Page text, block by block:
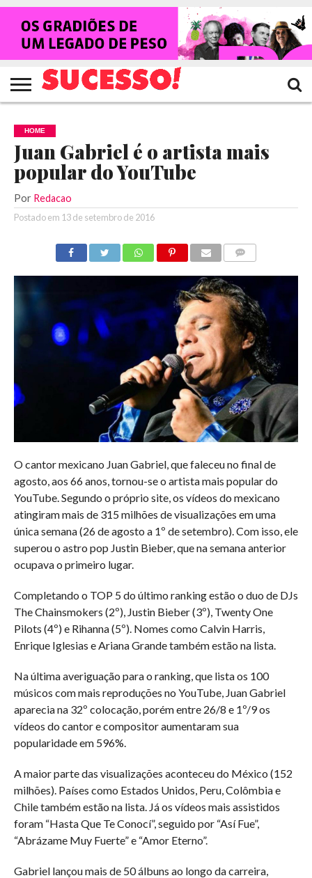
HOME
NOTÍCIAS
SHOWS
ENTREVISTAS
CLIQUES
RANKING
CROWLEY
TV
SUCESSO!
REVISTA
SUCESSO!
HOME
Juan Gabriel é o artista mais
popular do YouTube
Por Redacao
Postado em 13 de setembro de 2016
O cantor mexicano Juan Gabriel, que faleceu no final de
agosto, aos 66 anos, tornou-se o artista mais popular do
YouTube. Segundo o próprio site, os vídeos do mexicano
atingiram mais de 315 milhões de visualizações em uma
única semana (26 de agosto a 1º de setembro). Com isso, ele
superou o astro pop Justin Bieber, que na semana anterior
ocupava o primeiro lugar.
Completando o TOP 5 do último ranking estão o duo de DJs
The Chainsmokers (2º), Justin Bieber (3º), Twenty One
Pilots (4º) e Rihanna (5º). Nomes como Calvin Harris,
Enrique Iglesias e Ariana Grande também estão na lista.
Na última averiguação para o ranking, que lista os 100
músicos com mais reproduções no YouTube, Juan Gabriel
aparecia na 32º colocação, porém entre 26/8 e 1º/9 os
vídeos do cantor e compositor aumentaram sua
popularidade em 596%.
A maior parte das visualizações aconteceu do México (152
milhões). Países como Estados Unidos, Peru, Colômbia e
Chile também estão na lista. Já os vídeos mais assistidos
foram “Hasta Que Te Conocí”, seguido por “Así Fue”,
“Abrázame Muy Fuerte” e “Amor Eterno”.
Gabriel lançou mais de 50 álbuns ao longo da carreira,